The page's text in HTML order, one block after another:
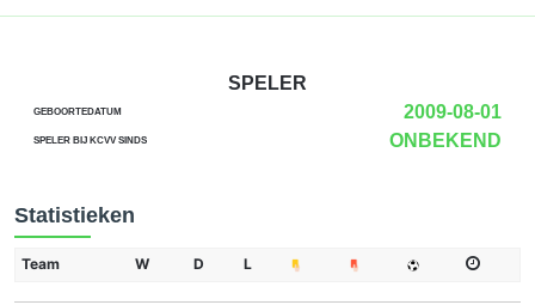
GEBOORTEDATUM 2009-08-01
SPELER
SPELER BIJ KCVV SINDS ONBEKEND
Statistieken
Team W D L